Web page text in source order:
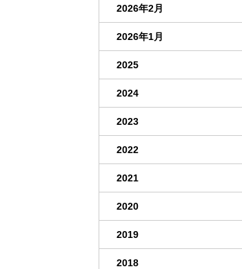
2026年2月
2026年1月
2025
2024
2023
2022
2021
2020
2019
2018